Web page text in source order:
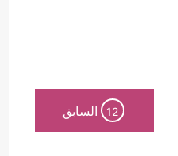
12 السابق